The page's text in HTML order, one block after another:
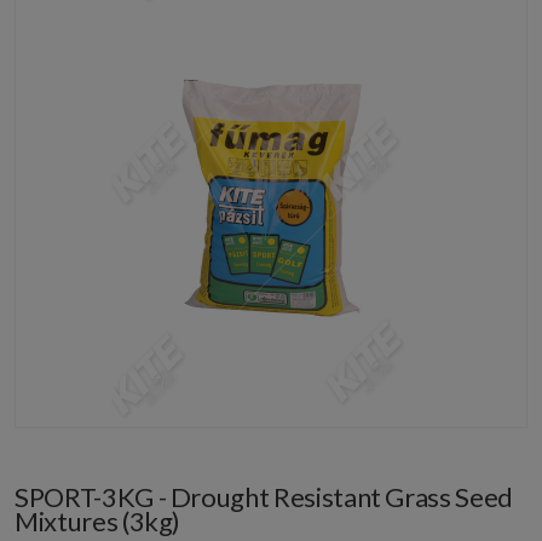
SPORT-3KG - Drought Resistant Grass Seed
Mixtures (3kg)